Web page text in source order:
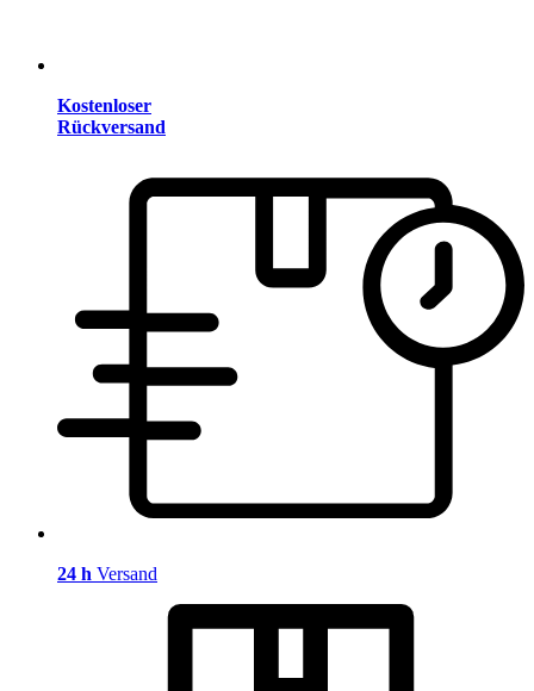
Kostenloser
Rückversand
24 h Versand